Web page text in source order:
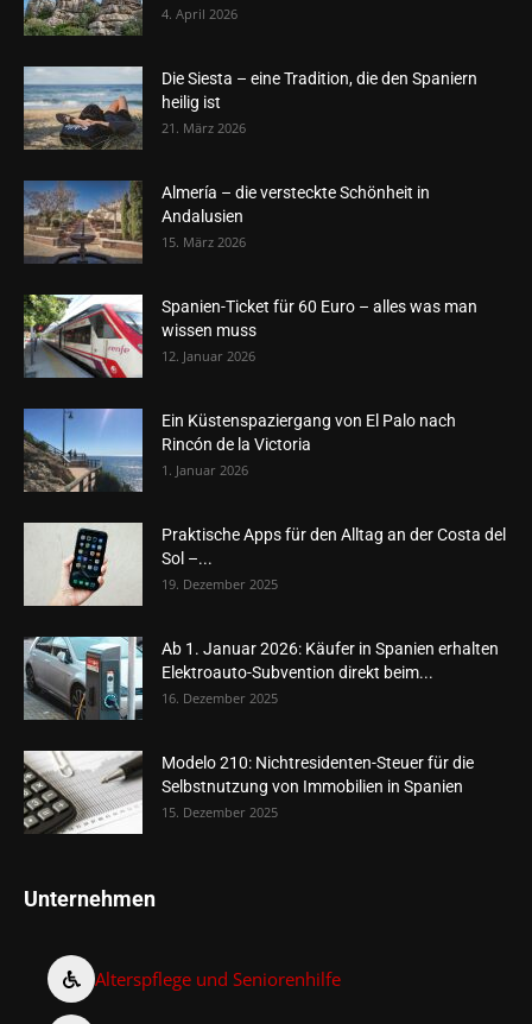
4. April 2026
Die Siesta – eine Tradition, die den Spaniern
heilig ist
21. März 2026
Almería – die versteckte Schönheit in
Andalusien
15. März 2026
Spanien-Ticket für 60 Euro – alles was man
wissen muss
12. Januar 2026
Ein Küstenspaziergang von El Palo nach
Rincón de la Victoria
1. Januar 2026
Praktische Apps für den Alltag an der Costa del
Sol –...
19. Dezember 2025
Ab 1. Januar 2026: Käufer in Spanien erhalten
Elektroauto-Subvention direkt beim...
16. Dezember 2025
Modelo 210: Nichtresidenten-Steuer für die
Selbstnutzung von Immobilien in Spanien
15. Dezember 2025
Unternehmen
Alterspflege und Seniorenhilfe